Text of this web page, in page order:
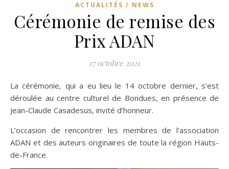
ACTUALITÉS / NEWS
Cérémonie de remise des
Prix ADAN
17 octobre 2021
La cérémonie, qui a eu lieu le 14 octobre dernier, s’est
déroulée au centre culturel de Bondues, en présence de
Jean-Claude Casadesus, invité d’honneur.
L’occasion de rencontrer les membres de l’association
ADAN et des auteurs originaires de toute la région Hauts-
de-France.